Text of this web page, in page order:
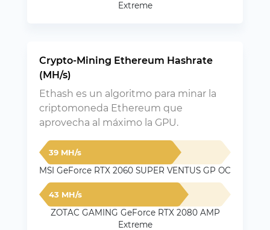
Extreme
Crypto-Mining Ethereum Hashrate
(MH/s)
Ethash es un algoritmo para minar la
criptomoneda Ethereum que
aprovecha al máximo la GPU.
39 MH/s
MSI GeForce RTX 2060 SUPER VENTUS GP OC
43 MH/s
ZOTAC GAMING GeForce RTX 2080 AMP
Extreme